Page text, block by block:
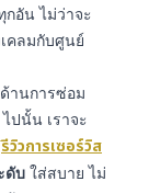
กอัน ไม่ว่าจะ
คลมกับศูนย์
านการซ่อม
ปนั้น เราจะ
รีวิวการเซอร์วิส
ดับ ใส่สบาย ไม่